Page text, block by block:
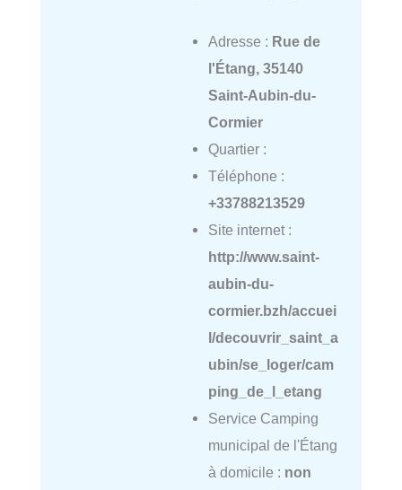
Adresse : Rue de
l'Étang, 35140
Saint-Aubin-du-
Cormier
Quartier :
Téléphone :
+33788213529
Site internet :
http://www.saint-
aubin-du-
cormier.bzh/accuei
l/decouvrir_saint_a
ubin/se_loger/cam
ping_de_l_etang
Service Camping
municipal de l'Étang
à domicile : non